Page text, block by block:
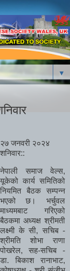
▼
२७ जनवरी २०२४
शनिवार::
नेपाली समाज वेल्स,
यूकेको कार्य समितिको
नियमित बैठक सम्पन्न
भएको छ। भर्चुवल
माध्यमबाट गरिएको
बैठकमा अध्यक्ष श्रीमती
लक्ष्मी के सी, सचिब -
श्रीमति शोभा राणा
पोखरेल, सह-सचिब -
डा. बिकाश रानाभाट,